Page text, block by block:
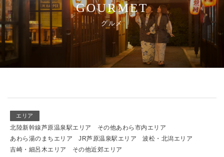
GOURMET
グルメ
エリア
北陸新幹線芦原温泉駅エリア
その他あわら市内エリア
あわら湯のまちエリア
JR芦原温泉駅エリア
波松・北潟エリア
吉崎・細呂木エリア
その他近郊エリア